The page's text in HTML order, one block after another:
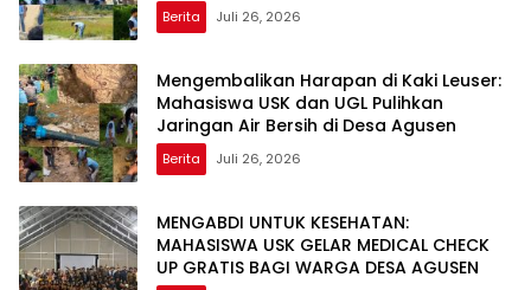
Berita Juli 26, 2026
Mengembalikan Harapan di Kaki Leuser:
Mahasiswa USK dan UGL Pulihkan
Jaringan Air Bersih di Desa Agusen
Berita Juli 26, 2026
MENGABDI UNTUK KESEHATAN:
MAHASISWA USK GELAR MEDICAL CHECK